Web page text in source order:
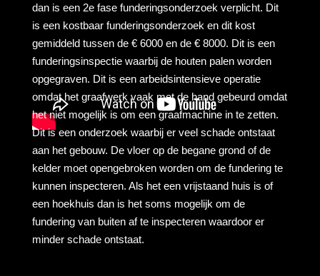
dan is een 2e fase funderingsonderzoek verplicht. Dit
is een kostbaar funderingsonderzoek en dit kost
gemiddeld tussen de € 6000 en de € 8000. Dit is een
funderingsinspectie waarbij de houten palen worden
opgegraven. Dit is een arbeidsintensieve operatie
omdat het graafwerk vaak met de hand gebeurd omdat
het niet mogelijk is om een graafmachine in te zetten.
Dit is een onderzoek waarbij er veel schade ontstaat
aan het gebouw. De vloer op de begane grond of de
kelder moet opengebroken worden om de fundering te
kunnen inspecteren. Als het een vrijstaand huis is of
een hoekhuis dan is het soms mogelijk om de
fundering van buiten af te inspecteren waardoor er
minder schade ontstaat.